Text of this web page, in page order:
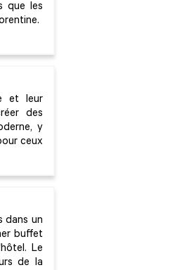
que les
et leur
des
y
ceux
dans un
buffet
Le
de la